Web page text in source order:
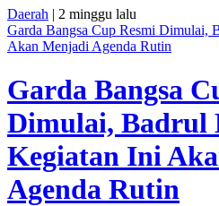
Daerah | 2 minggu lalu
Garda Bangsa Cup Resmi Dimulai,
Akan Menjadi Agenda Rutin
Garda Bangsa
Dimulai, Badrul
Kegiatan Ini
Agenda Rutin